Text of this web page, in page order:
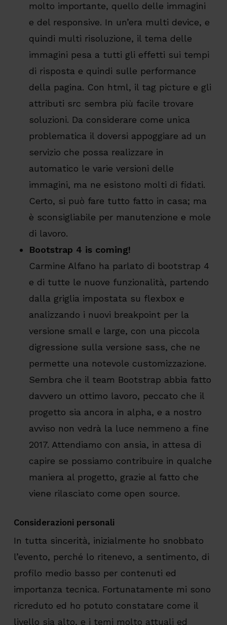
molto importante, quello delle immagini
e del responsive. In un’era multi device, e
quindi multi risoluzione, il tema delle
immagini pesa a tutti gli effetti sui tempi
di risposta e quindi sulle performance
della pagina. Con html, il tag picture e gli
attributi src sembra più facile trovare
soluzioni. Da considerare come unica
problematica il doversi appoggiare ad un
servizio che possa realizzare in
automatico le varie versioni delle
immagini, ma ne esistono molti di fidati.
Certo, si può fare tutto fatto in casa; ma
è sconsigliabile per manutenzione e mole
di lavoro.
Bootstrap 4 is coming!
Carmine Alfano ha parlato di bootstrap 4
e di tutte le nuove funzionalità, partendo
dalla griglia impostata su flexbox e
analizzando i nuovi breakpoint per la
versione small e large, con una piccola
digressione sulla versione sass, che ne
permette una notevole customizzazione.
Sembra che il team Bootstrap abbia fatto
davvero un ottimo lavoro, peccato che il
progetto sia ancora in alpha, e a nostro
avviso non vedrà la luce nemmeno a fine
2017. Attendiamo con ansia, in attesa di
capire se possiamo contribuire in qualche
maniera al progetto, grazie al fatto che
viene rilasciato come open source.
Considerazioni personali
In tutta sincerità, inizialmente ho snobbato
l’evento, perché lo ritenevo, a sentimento, di
profilo medio basso per contenuti ed
importanza tecnica. Fortunatamente mi sono
ricreduto ed ho potuto constatare come il
livello sia alto, e i temi molto attuali ed